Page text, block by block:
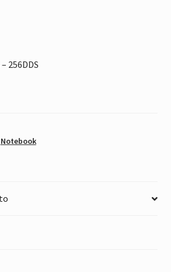
256DDS
Notebook